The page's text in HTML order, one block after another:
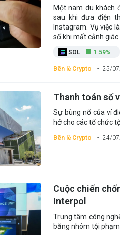
Bên lề Crypto 25/
Một nam du khách
sau khi đưa điện
Instagram. Vụ việc
số khi mất cảnh giác
SOL 1.59%
Bên lề Crypto 24/
Thanh toán số
Sự bùng nổ của ví
hở cho các tổ chức
Cuộc chiến
Interpol
Trung tâm công
băng nhóm tội